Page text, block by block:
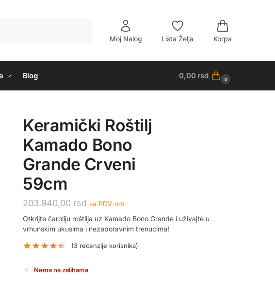
Moj Nalog Lista Želja Korpa
Blog 0,00 rsd 0
Keramički Roštilj
Kamado Bono
Grande Crveni
59cm
203.940,00 rsd sa PDV-om
Otkrijte čaroliju roštilja uz Kamado Bono Grande i uživajte u
vrhunskim ukusima i nezaboravnim trenucima!
(3recenzije korisnika)
Nema na zalihama